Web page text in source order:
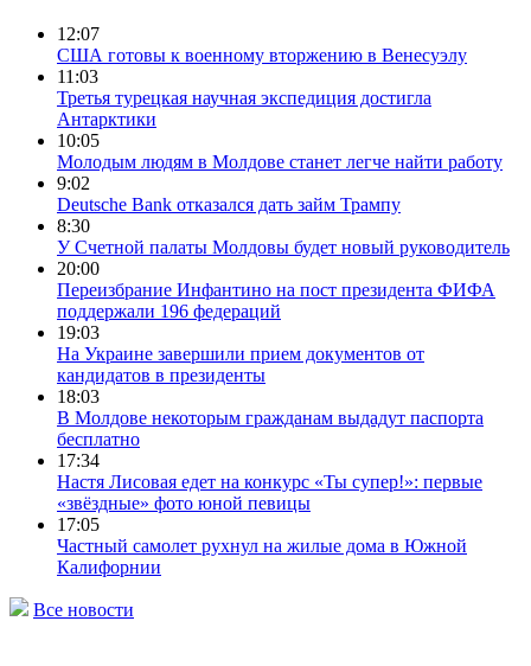
12:07
США готовы к военному вторжению в Венесуэлу
11:03
Третья турецкая научная экспедиция достигла
Антарктики
10:05
Молодым людям в Молдове станет легче найти работу
9:02
Deutsche Bank отказался дать займ Трампу
8:30
У Счетной палаты Молдовы будет новый руководитель
20:00
Переизбрание Инфантино на пост президента ФИФА
поддержали 196 федераций
19:03
На Украине завершили прием документов от
кандидатов в президенты
18:03
В Молдове некоторым гражданам выдадут паспорта
бесплатно
17:34
Настя Лисовая едет на конкурс «Ты супер!»: первые
«звёздные» фото юной певицы
17:05
Частный самолет рухнул на жилые дома в Южной
Калифорнии
Все новости